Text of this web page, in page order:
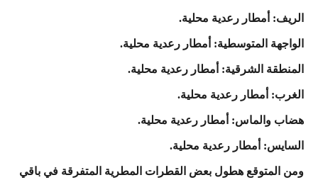
الريف: أمطار رعدية محلية.
الواجهة المتوسطية: أمطار رعدية محلية.
المنطقة الشرقية: أمطار رعدية محلية.
الغرب: أمطار رعدية محلية.
هضاب والماس: أمطار رعدية محلية.
السايس: أمطار رعدية محلية.
ومن المتوقع هطول بعض القطرات المطرية المتفرقة في باقي